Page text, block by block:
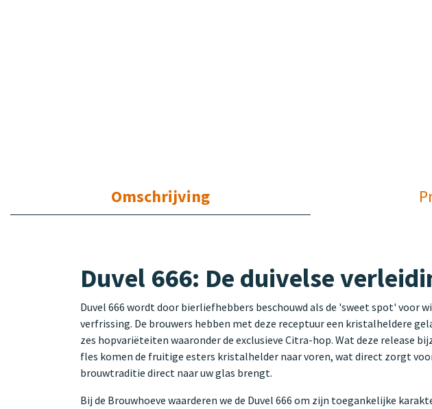
Omschrijving
Duvel 666: De duivelse
Duvel 666 wordt door bierliefhebbers beschouwd als de 'sweet spot' voor
verfrissing. De brouwers hebben met deze receptuur een kristalheldere
zes hopvariëteiten waaronder de exclusieve Citra-hop. Wat deze release
fles komen de fruitige esters kristalhelder naar voren, wat direct zorgt
brouwtraditie direct naar uw glas brengt.
Bij de Brouwhoeve waarderen we de Duvel 666 om zijn toegankelijke